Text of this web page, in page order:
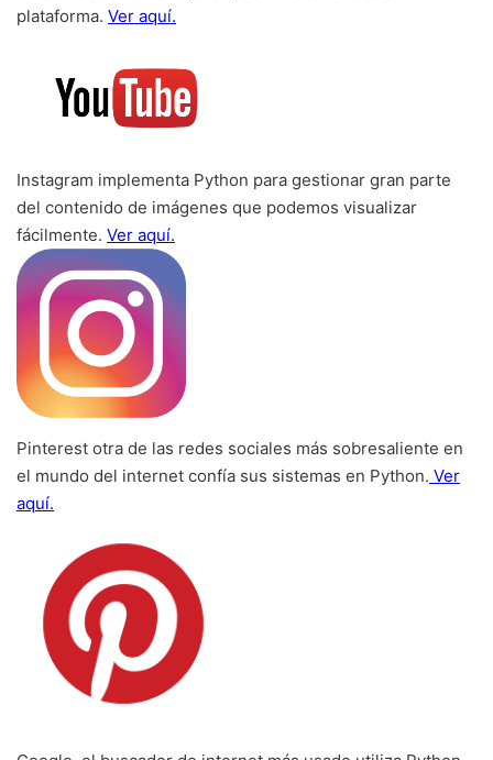
plataforma. Ver aquí.
Instagram implementa Python para gestionar gran parte
del contenido de imágenes que podemos visualizar
fácilmente. Ver aquí.
Pinterest otra de las redes sociales más sobresaliente en
el mundo del internet confía sus sistemas en Python. Ver
aquí.